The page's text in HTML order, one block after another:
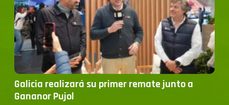
Galicia realizará su primer remate junto a
Gananor Pujol